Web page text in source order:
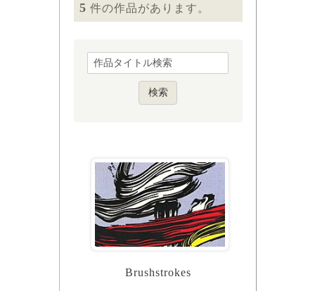
5 件の作品があります。
Brushstrokes